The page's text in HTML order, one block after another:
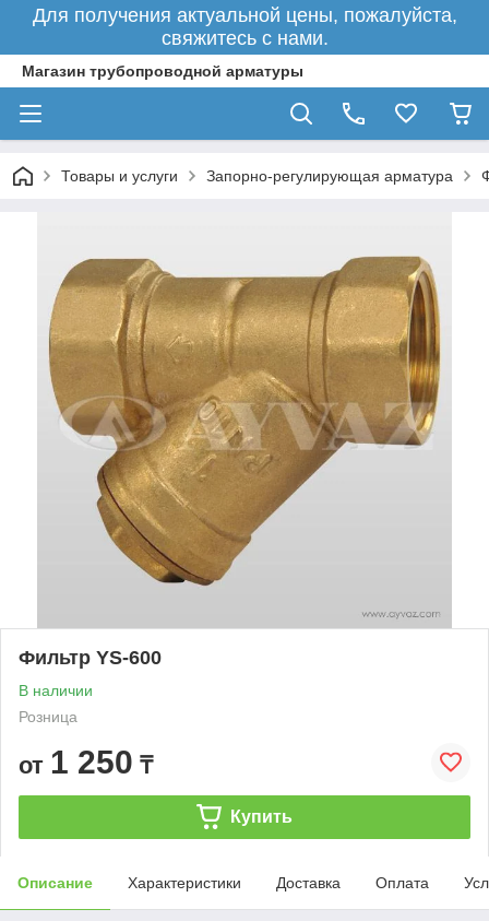
Для получения актуальной цены, пожалуйста,
свяжитесь с нами.
Магазин трубопроводной арматуры
Товары и услуги Запорно-регулирующая арматура
Фильтр YS-600
В наличии
Розница
от 1 250 ₸
Купить
Описание Характеристики Доставка Оплата